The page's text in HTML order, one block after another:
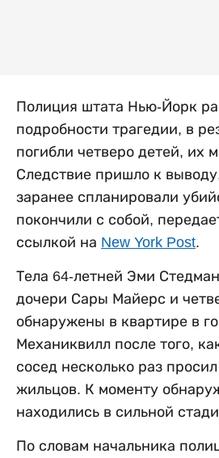
Полиция штата Нью-Йорк
подробности трагедии, в
погибли четверо детей, их
Следствие пришло к
заранее спланировали
покончили с собой,
ссылкой на New York Post.
Тела 64-летней Эми
дочери Сары Майерс и
обнаружены в квартире в
Механиквилл после того,
сосед несколько раз
жильцов. К моменту
находились в сильной
По словам начальника